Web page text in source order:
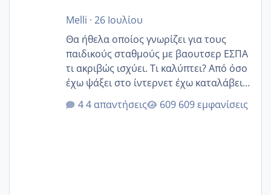
Melli · 26 Ιουλίου
Θα ήθελα οποίος γνωρίζει για τους
παιδικούς σταθμούς με βαουτσερ ΕΣΠΑ
τι ακριβώς ισχύει. Τι καλύπτει? Από όσο
έχω ψάξει στο ίντερνετ έχω καταλάβει
ότι το βαουτσερ καλύπτει όλα τα
δίδακτρα και τα τροφεια του ιδιωτικού
4 απαντήσεις 609 εμφανίσεις